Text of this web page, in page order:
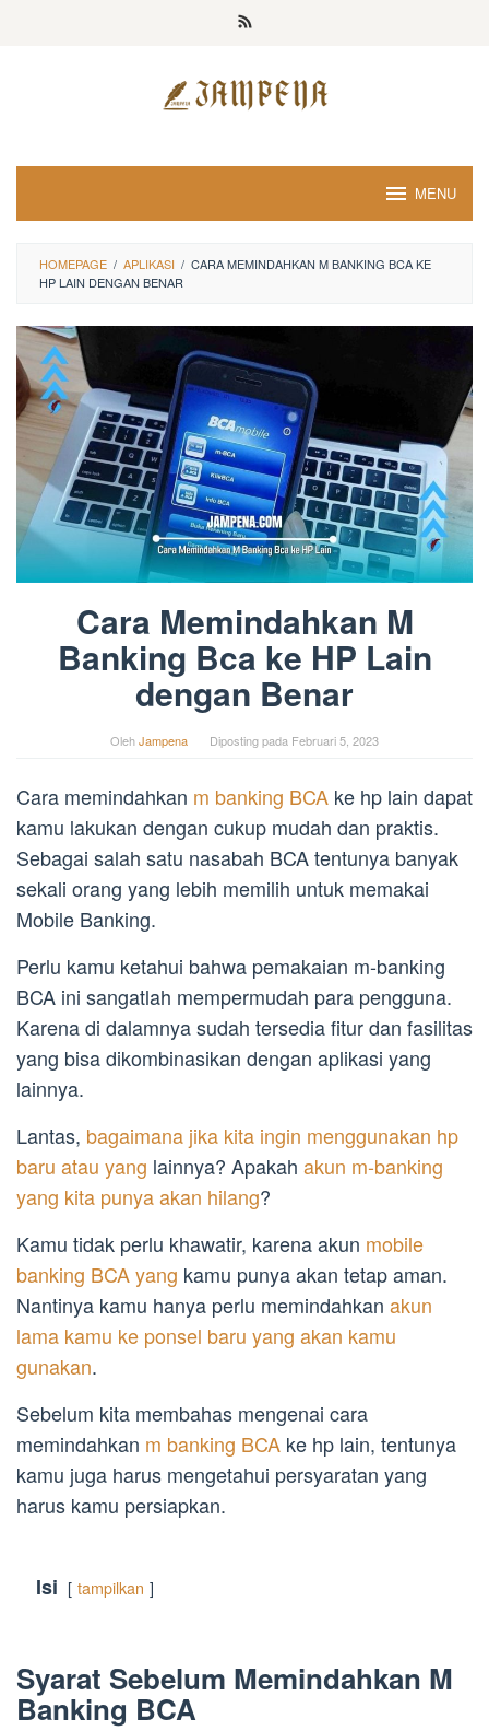
MENU
HOMEPAGE / APLIKASI / CARA MEMINDAHKAN M BANKING BCA KE
HP LAIN DENGAN BENAR
Cara Memindahkan M
Banking Bca ke HP Lain
dengan Benar
OlehJampena Diposting pada Februari 5, 2023
Cara memindahkan m banking BCA ke hp lain dapat
kamu lakukan dengan cukup mudah dan praktis.
Sebagai salah satu nasabah BCA tentunya banyak
sekali orang yang lebih memilih untuk memakai
Mobile Banking.
Perlu kamu ketahui bahwa pemakaian m-banking
BCA ini sangatlah mempermudah para pengguna.
Karena di dalamnya sudah tersedia fitur dan fasilitas
yang bisa dikombinasikan dengan aplikasi yang
lainnya.
Lantas, bagaimana jika kita ingin menggunakan hp
baru atau yang lainnya? Apakah akun m-banking
yang kita punya akan hilang?
Kamu tidak perlu khawatir, karena akun mobile
banking BCA yang kamu punya akan tetap aman.
Nantinya kamu hanya perlu memindahkan akun
lama kamu ke ponsel baru yang akan kamu
gunakan.
Sebelum kita membahas mengenai cara
memindahkan m banking BCA ke hp lain, tentunya
kamu juga harus mengetahui persyaratan yang
harus kamu persiapkan.
Isi tampilkan
Syarat Sebelum Memindahkan M
Banking BCA